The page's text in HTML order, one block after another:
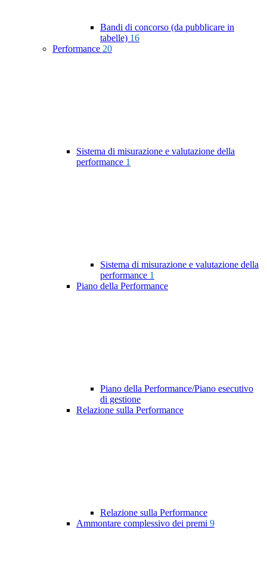
Bandi di concorso (da pubblicare in
tabelle) 16
Performance 20
Sistema di misurazione e valutazione della
performance 1
Sistema di misurazione e valutazione della
performance 1
Piano della Performance
Piano della Performance/Piano esecutivo
di gestione
Relazione sulla Performance
Relazione sulla Performance
Ammontare complessivo dei premi 9